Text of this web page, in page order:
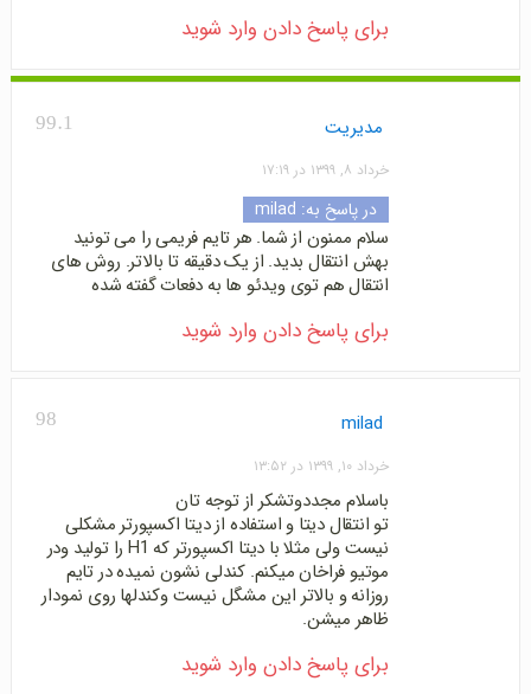
برای پاسخ دادن وارد شوید
99.1 مدیریت
خرداد ۸, ۱۳۹۹ در ۱۷:۱۹
در پاسخ به: milad
سلام ممنون از شما. هر تایم فریمی را می تونید
بهش انتقال بدید. از یک دقیقه تا بالاتر. روش های
انتقال هم توی ویدئو ها به دفعات گفته شده
برای پاسخ دادن وارد شوید
98 milad
خرداد ۱۰, ۱۳۹۹ در ۱۳:۵۲
باسلام مجددوتشکر از توجه تان
تو انتقال دیتا و استفاده از دیتا اکسپورتر مشکلی
نیست ولی مثلا با دیتا اکسپورتر که H1 را تولید ودر
موتیو فراخان میکنم. کندلی نشون نمیده در تایم
روزانه و بالاتر این مشگل نیست وکندلها روی نمودار
ظاهر میشن.
برای پاسخ دادن وارد شوید